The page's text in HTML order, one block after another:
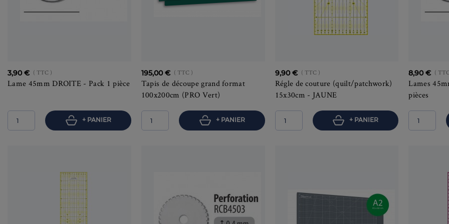
3,90 € ( TTC )
Lame 45mm DROITE - Pack 1 pièce
+ PANIER
195,00 € ( TTC )
Tapis de découpe grand format
100x200cm (PRO Vert)
+ PANIER
9,90 € ( TTC )
Régle de couture (quilt/patchwork)
15x30cm - JAUNE
+ PANIER
8,90 € (
Lames
pièces